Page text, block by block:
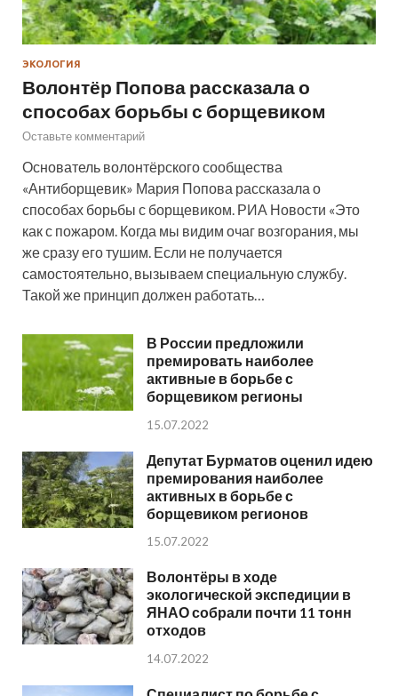
ЭКОЛОГИЯ
Волонтёр Попова рассказала о
способах борьбы с борщевиком
Оставьте комментарий
Основатель волонтёрского сообщества
«Антиборщевик» Мария Попова рассказала о
способах борьбы с борщевиком. РИА Новости «Это
как с пожаром. Когда мы видим очаг возгорания, мы
же сразу его тушим. Если не получается
самостоятельно, вызываем специальную службу.
Такой же принцип должен работать…
В России предложили
премировать наиболее
активные в борьбе с
борщевиком регионы
15.07.2022
Депутат Бурматов оценил идею
премирования наиболее
активных в борьбе с
борщевиком регионов
15.07.2022
Волонтёры в ходе
экологической экспедиции в
ЯНАО собрали почти 11 тонн
отходов
14.07.2022